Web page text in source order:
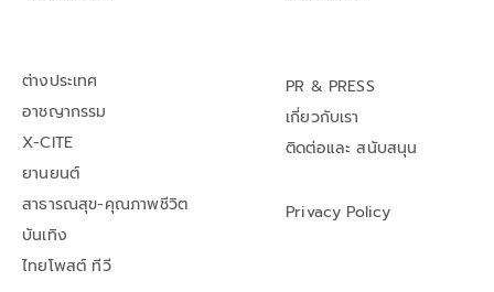
ต่างประเทศ
อาชญากรรม
X-CITE
ยานยนต์
สาธารณสุข-คุณภาพชีวิต
บันเทิง
ไทยโพสต์ ทีวี
PR & PRESS
เกี่ยวกับเรา
ติดต่อและ สนับสนุน
Privacy Policy